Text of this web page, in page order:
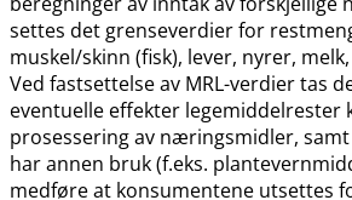
settes det grenseverdier for
muskel​/​skinn (fisk), lever, nyrer,
Ved fastsettelse av MRL-verdier tas
eventuelle effekter legemiddelrester
prosessering av næringsmidler,
har annen bruk (f.eks.
medføre at konsumentene utsettes